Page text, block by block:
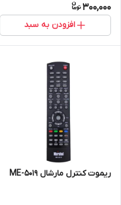
300,000
افزودن به سبد
ریموت کنترل مارشال ME-5019